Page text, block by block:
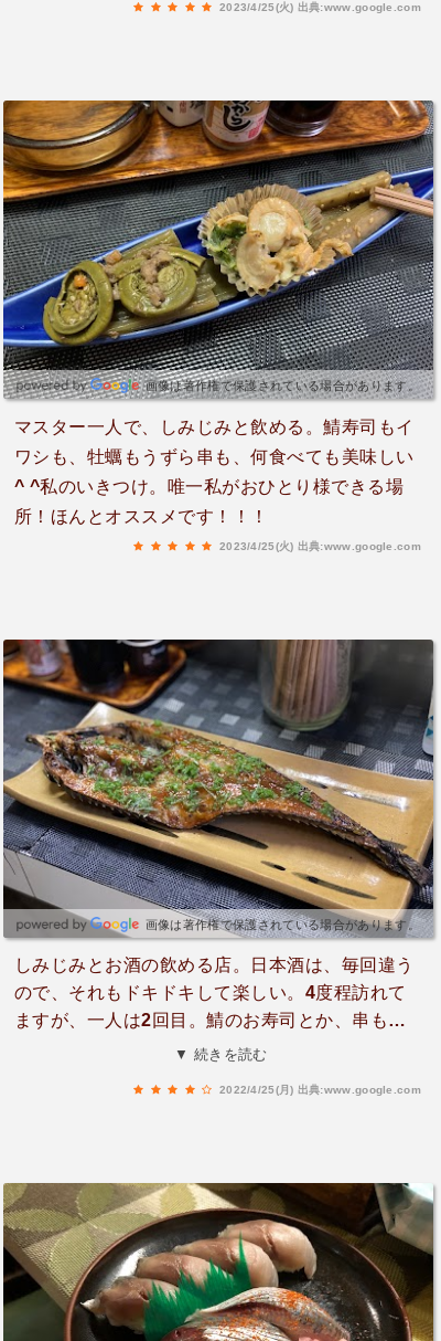
北海道の演歌や歌謡曲ばかり流れています。酒を
片手に耳を傾けてください。ノストラジックな時
間が流れますよ。
2023/4/25(火) 出典:www.google.com
画像は著作権で保護されている場合があります。
マスター一人で、しみじみと飲める。鯖寿司もイ
ワシも、牡蠣もうずら串も、何食べても美味しい
^ ^私のいきつけ。唯一私がおひとり様できる場
所！ほんとオススメです！！！
2023/4/25(火) 出典:www.google.com
画像は著作権で保護されている場合があります。
しみじみとお酒の飲める店。日本酒は、毎回違う
ので、それもドキドキして楽しい。4度程訪れて
ますが、一人は2回目。鯖のお寿司とか、串も
色々美味しい。大きな豚バラの塊から直接切り出
う。一人で入っても、友達とワイワイでも楽しい
お店です。
▼ 続きを読む
2022/4/25(月) 出典:www.google.com